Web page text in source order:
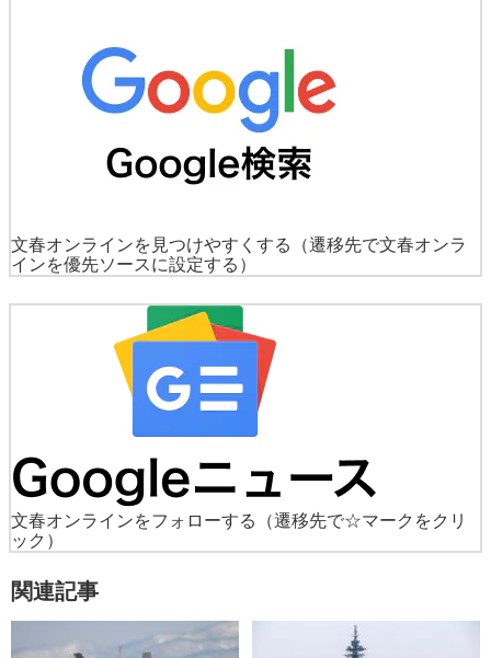
文春オンラインを見つけやすくする
（遷移先で文春オンラ
インを優先ソースに設定する）
文春オンラインをフォローする
（遷移先で☆マークをクリ
ック）
関連記事